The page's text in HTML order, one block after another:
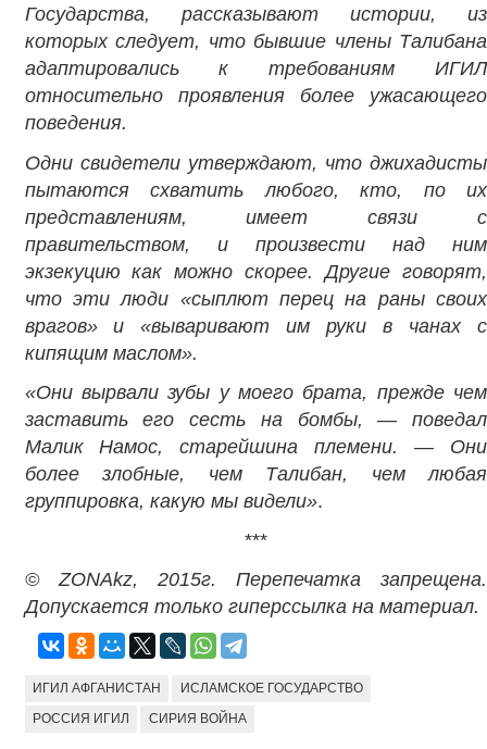
Государства, рассказывают истории, из
которых следует, что бывшие члены Талибана
адаптировались к требованиям ИГИЛ
относительно проявления более ужасающего
поведения.
Одни свидетели утверждают, что джихадисты
пытаются схватить любого, кто, по их
представлениям, имеет связи с
правительством, и произвести над ним
экзекуцию как можно скорее. Другие говорят,
что эти люди «сыплют перец на раны своих
врагов» и «вываривают им руки в чанах с
кипящим маслом».
«Они вырвали зубы у моего брата, прежде чем
заставить его сесть на бомбы, — поведал
Малик Намос, старейшина племени. — Они
более злобные, чем Талибан, чем любая
группировка, какую мы видели».
***
© ZONAkz, 2015г. Перепечатка запрещена.
Допускается только гиперссылка на материал.
ИГИЛ АФГАНИСТАН ИСЛАМСКОЕ ГОСУДАРСТВО
РОССИЯ ИГИЛ СИРИЯ ВОЙНА